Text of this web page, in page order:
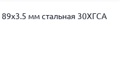
89x3.5 мм стальная 30ХГСА